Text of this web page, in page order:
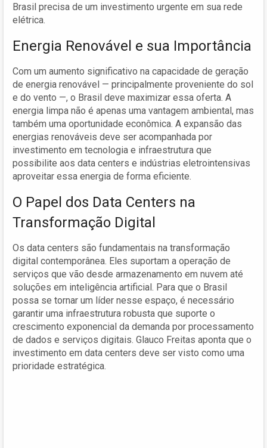
Brasil precisa de um investimento urgente em sua rede
elétrica.
Energia Renovável e sua Importância
Com um aumento significativo na capacidade de geração
de energia renovável — principalmente proveniente do sol
e do vento —, o Brasil deve maximizar essa oferta. A
energia limpa não é apenas uma vantagem ambiental, mas
também uma oportunidade econômica. A expansão das
energias renováveis deve ser acompanhada por
investimento em tecnologia e infraestrutura que
possibilite aos data centers e indústrias eletrointensivas
aproveitar essa energia de forma eficiente.
O Papel dos Data Centers na
Transformação Digital
Os data centers são fundamentais na transformação
digital contemporânea. Eles suportam a operação de
serviços que vão desde armazenamento em nuvem até
soluções em inteligência artificial. Para que o Brasil
possa se tornar um líder nesse espaço, é necessário
garantir uma infraestrutura robusta que suporte o
crescimento exponencial da demanda por processamento
de dados e serviços digitais. Glauco Freitas aponta que o
investimento em data centers deve ser visto como uma
prioridade estratégica.